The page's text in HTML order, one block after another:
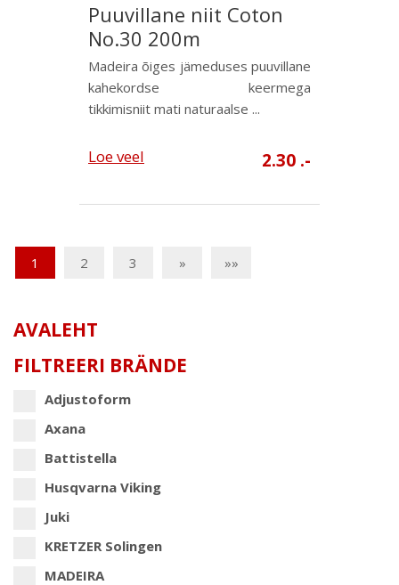
Puuvillane niit Coton
No.30 200m
Madeira õiges jämeduses puuvillane
kahekordse keermega
tikkimisniit mati naturaalse ...
Loe veel 2.30 .-
1 2 3 » »»
AVALEHT
FILTREERI BRÄNDE
Adjustoform
Axana
Battistella
Husqvarna Viking
Juki
KRETZER Solingen
MADEIRA